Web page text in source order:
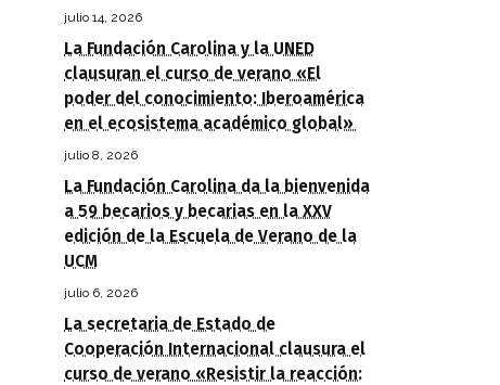
julio 14, 2026
La Fundación Carolina y la UNED
clausuran el curso de verano «El
poder del conocimiento: Iberoamérica
en el ecosistema académico global»
julio 8, 2026
La Fundación Carolina da la bienvenida
a 59 becarios y becarias en la XXV
edición de la Escuela de Verano de la
UCM
julio 6, 2026
La secretaria de Estado de
Cooperación Internacional clausura el
curso de verano «Resistir la reacción: